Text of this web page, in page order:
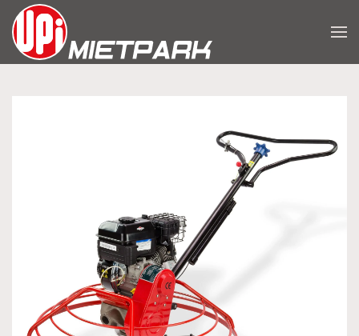
Zum Hauptinhalt springen